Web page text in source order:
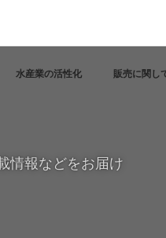
水産業の活性化 販売に関し
情報などをお届け